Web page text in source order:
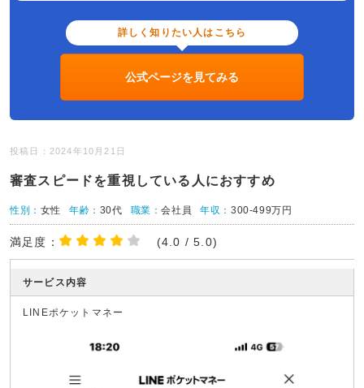
詳しく知りたい人はこちら
公式ページを見てみる
投稿日：2024年10月21日
審査スピードを重視している人におすすめ
性別： 女性 年齢： 30代 職業：会社員 年収：300-499万円
満足度： (4.0 / 5.0)
サービス内容
LINEポケットマネー